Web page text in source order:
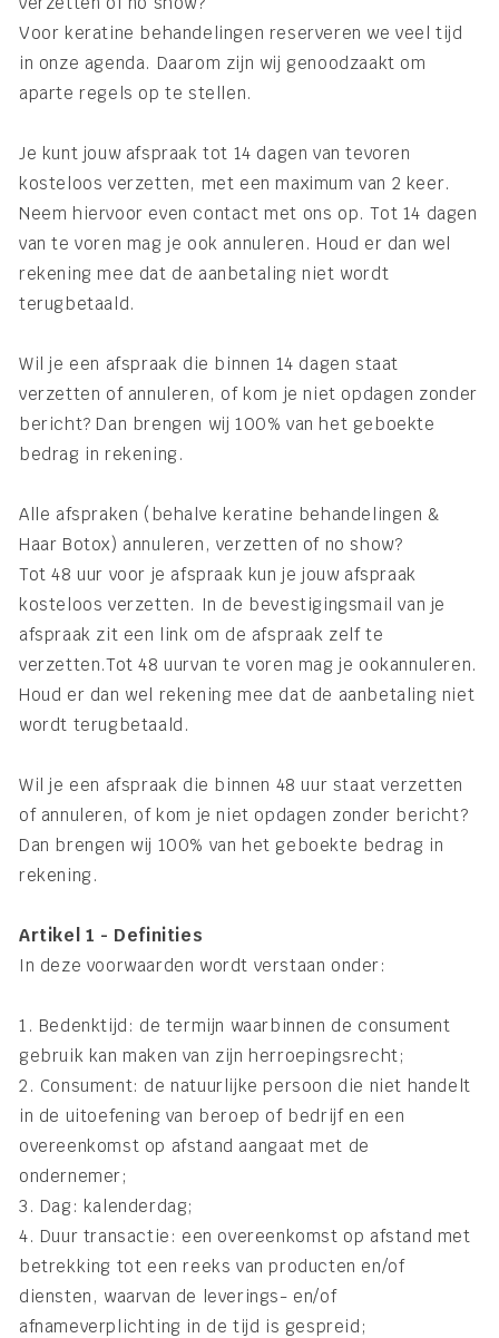
Voor keratine behandelingen reserveren we veel tijd
in onze agenda. Daarom zijn wij genoodzaakt om
aparte regels op te stellen.
Je kunt jouw afspraak tot 14 dagen van tevoren
kosteloos verzetten, met een maximum van 2 keer.
Neem hiervoor even contact met ons op. Tot 14 dagen
van te voren mag je ook annuleren. Houd er dan wel
rekening mee dat de aanbetaling niet wordt
terugbetaald.
Wil je een afspraak die binnen 14 dagen staat
verzetten of annuleren, of kom je niet opdagen zonder
bericht? Dan brengen wij 100% van het geboekte
bedrag in rekening.
Alle afspraken (behalve keratine behandelingen &
Haar Botox) annuleren, verzetten of no show?
Tot 48 uur voor je afspraak kun je jouw afspraak
kosteloos verzetten. In de bevestigingsmail van je
afspraak zit een link om de afspraak zelf te
verzetten.Tot 48 uurvan te voren mag je ookannuleren.
Houd er dan wel rekening mee dat de aanbetaling niet
wordt terugbetaald.
Wil je een afspraak die binnen 48 uur staat verzetten
of annuleren, of kom je niet opdagen zonder bericht?
Dan brengen wij 100% van het geboekte bedrag in
rekening.
Artikel 1 - Definities
In deze voorwaarden wordt verstaan onder:
1. Bedenktijd: de termijn waarbinnen de consument
gebruik kan maken van zijn herroepingsrecht;
2. Consument: de natuurlijke persoon die niet handelt
in de uitoefening van beroep of bedrijf en een
overeenkomst op afstand aangaat met de
ondernemer;
3. Dag: kalenderdag;
4. Duur transactie: een overeenkomst op afstand met
betrekking tot een reeks van producten en/of
diensten, waarvan de leverings- en/of
afnameverplichting in de tijd is gespreid;